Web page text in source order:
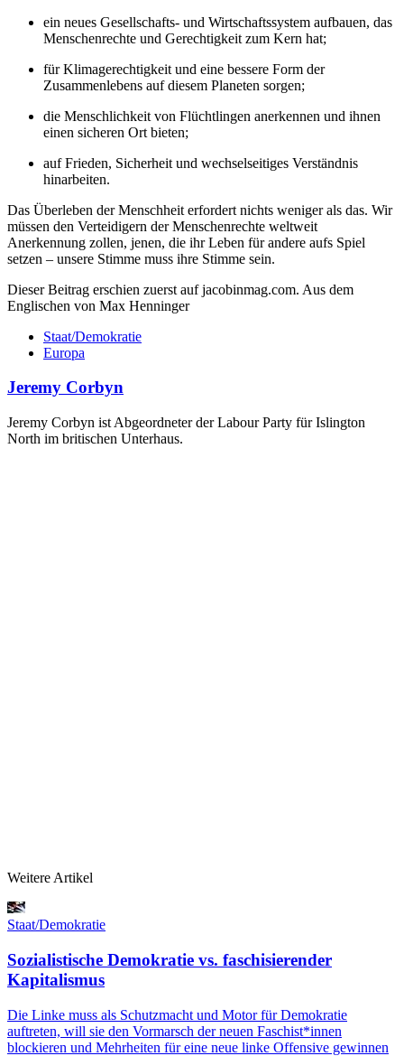
ein neues Gesellschafts- und Wirtschaftssystem aufbauen, das
Menschenrechte und Gerechtigkeit zum Kern hat;
für Klimagerechtigkeit und eine bessere Form der
Zusammenlebens auf diesem Planeten sorgen;
die Menschlichkeit von Flüchtlingen anerkennen und ihnen
einen sicheren Ort bieten;
auf Frieden, Sicherheit und wechselseitiges Verständnis
hinarbeiten.
Das Überleben der Menschheit erfordert nichts weniger als das. Wir
müssen den Verteidigern der Menschenrechte weltweit
Anerkennung zollen, jenen, die ihr Leben für andere aufs Spiel
setzen – unsere Stimme muss ihre Stimme sein.
Dieser Beitrag erschien zuerst auf jacobinmag.com. Aus dem
Englischen von Max Henninger
Staat/Demokratie
Europa
Jeremy Corbyn
Jeremy Corbyn ist Abgeordneter der Labour Party für Islington
North im britischen Unterhaus.
Weitere Artikel
Staat/Demokratie
Sozialistische Demokratie vs. faschisierender
Kapitalismus
Die Linke muss als Schutzmacht und Motor für Demokratie
auftreten, will sie den Vormarsch der neuen Faschist*innen
blockieren und Mehrheiten für eine neue linke Offensive gewinnen